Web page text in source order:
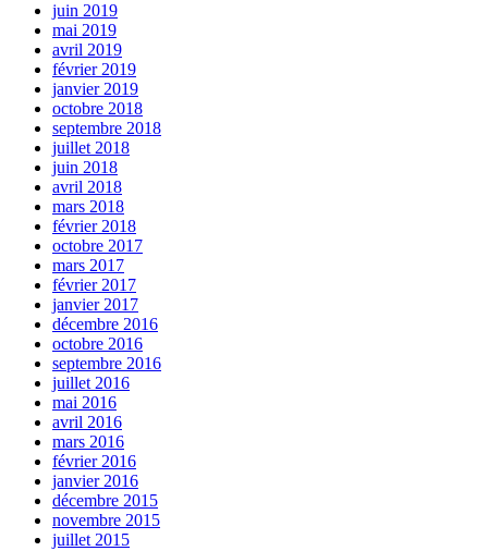
juin 2019
mai 2019
avril 2019
février 2019
janvier 2019
octobre 2018
septembre 2018
juillet 2018
juin 2018
avril 2018
mars 2018
février 2018
octobre 2017
mars 2017
février 2017
janvier 2017
décembre 2016
octobre 2016
septembre 2016
juillet 2016
mai 2016
avril 2016
mars 2016
février 2016
janvier 2016
décembre 2015
novembre 2015
juillet 2015